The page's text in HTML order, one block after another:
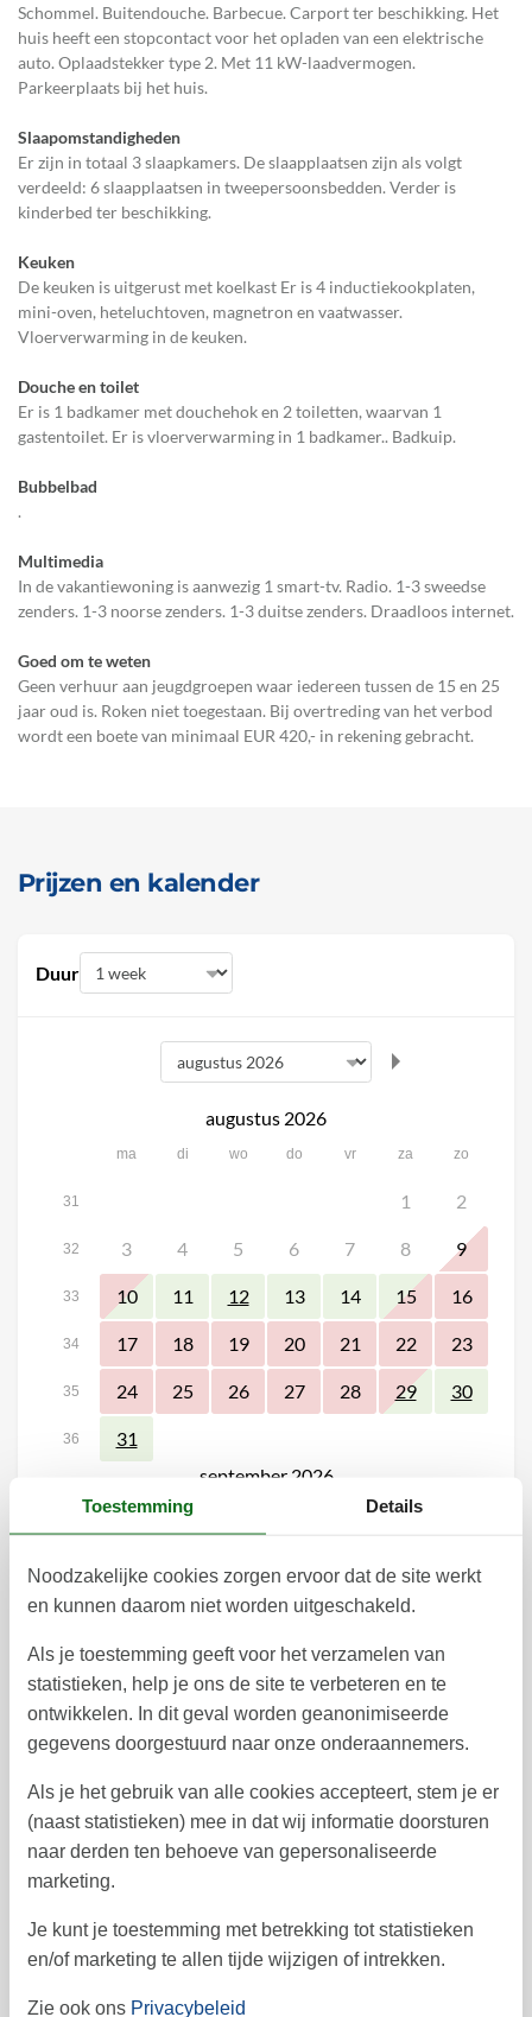
Schommel. Buitendouche. Barbecue. Carport ter beschikking. Het
huis heeft een stopcontact voor het opladen van een elektrische
auto. Oplaadstekker type 2. Met 11 kW-laadvermogen.
Parkeerplaats bij het huis.
Slaapomstandigheden
Er zijn in totaal 3 slaapkamers. De slaapplaatsen zijn als volgt
verdeeld: 6 slaapplaatsen in tweepersoonsbedden. Verder is
kinderbed ter beschikking.
Keuken
De keuken is uitgerust met koelkast Er is 4 inductiekookplaten,
mini-oven, heteluchtoven, magnetron en vaatwasser.
Vloerverwarming in de keuken.
Douche en toilet
Er is 1 badkamer met douchehok en 2 toiletten, waarvan 1
gastentoilet. Er is vloerverwarming in 1 badkamer.. Badkuip.
Bubbelbad
.
Multimedia
In de vakantiewoning is aanwezig 1 smart-tv. Radio. 1-3 sweedse
zenders. 1-3 noorse zenders. 1-3 duitse zenders. Draadloos internet.
Goed om te weten
Geen verhuur aan jeugdgroepen waar iedereen tussen de 15 en 25
jaar oud is. Roken niet toegestaan. Bij overtreding van het verbod
wordt een boete van minimaal EUR 420,- in rekening gebracht.
Prijzen en kalender
Duur
augustus 2026
ma di wo do vr za zo
31 1 2
32 3 4 5 6 7 8 9
33 10 11 12 13 14 15 16
34 17 18 19 20 21 22 23
35 24 25 26 27 28 29 30
36
31
september 2026
ma di za
37 7 8 9 10 11 12
38 14 15 16 17 18 19
21 22
40 28 29 30
41
Prijs
Toestemming Details
Noodzakelijke cookies zorgen ervoor dat de site werkt
en kunnen daarom niet worden uitgeschakeld.
Als je toestemming geeft voor het verzamelen van
statistieken, help je ons de site te verbeteren en te
ontwikkelen. In dit geval worden geanonimiseerde
gegevens doorgestuurd naar onze onderaannemers.
Als je het gebruik van alle cookies accepteert, stem je er
(naast statistieken) mee in dat wij informatie doorsturen
naar derden ten behoeve van gepersonaliseerde
marketing.
Je kunt je toestemming met betrekking tot statistieken
en/of marketing te allen tijde wijzigen of intrekken.
Zie ook ons Privacybeleid